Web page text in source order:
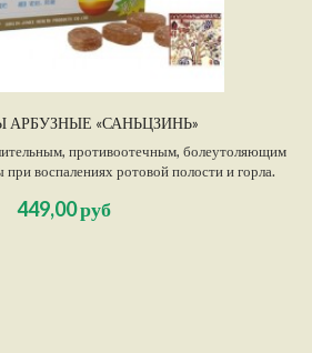
«САНЬЦЗИНЬ»
противоотечным, болеутоляющим
воспалениях ротовой полости и горла.
стоматите, кровоточивости десен,
449,00 руб